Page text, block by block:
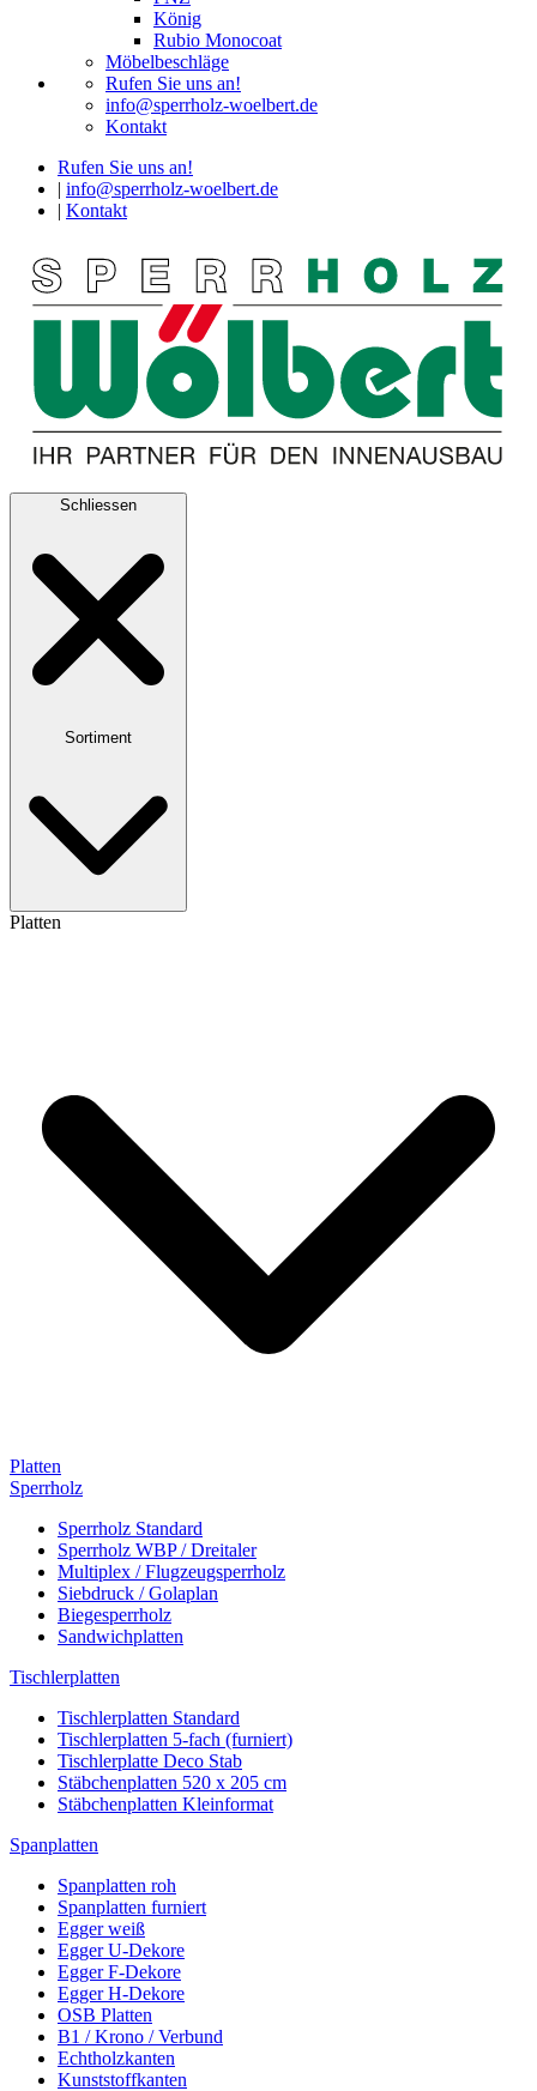
König
Rubio Monocoat
Möbelbeschläge
Rufen Sie uns an!
info@sperrholz-woelbert.de
Kontakt
Rufen Sie uns an!
info@sperrholz-woelbert.de
Kontakt
Schliessen
Sortiment
Platten
Platten
Sperrholz
Sperrholz Standard
Sperrholz WBP / Dreitaler
Multiplex / Flugzeugsperrholz
Siebdruck / Golaplan
Biegesperrholz
Sandwichplatten
Tischlerplatten
Tischlerplatten Standard
Tischlerplatten 5-fach (furniert)
Tischlerplatte Deco Stab
Stäbchenplatten 520 x 205 cm
Stäbchenplatten Kleinformat
Spanplatten
Spanplatten roh
Spanplatten furniert
Egger weiß
Egger U-Dekore
Egger F-Dekore
Egger H-Dekore
OSB Platten
B1 / Krono / Verbund
Echtholzkanten
Kunststoffkanten